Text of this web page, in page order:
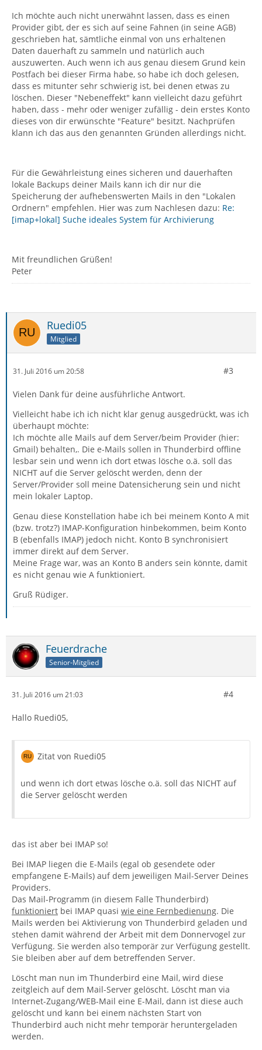
Ich möchte auch nicht unerwähnt lassen, dass es einen
Provider gibt, der es sich auf seine Fahnen (in seine AGB)
geschrieben hat, sämtliche einmal von uns erhaltenen
Daten dauerhaft zu sammeln und natürlich auch
auszuwerten. Auch wenn ich aus genau diesem Grund kein
Postfach bei dieser Firma habe, so habe ich doch gelesen,
dass es mitunter sehr schwierig ist, bei denen etwas zu
löschen. Dieser "Nebeneffekt" kann vielleicht dazu geführt
haben, dass - mehr oder weniger zufällig - dein erstes Konto
dieses von dir erwünschte "Feature" besitzt. Nachprüfen
klann ich das aus den genannten Gründen allerdings nicht.
Für die Gewährleistung eines sicheren und dauerhaften
lokale Backups deiner Mails kann ich dir nur die
Speicherung der aufhebenswerten Mails in den "Lokalen
Ordnern" empfehlen. Hier was zum Nachlesen dazu: Re:
[imap+lokal] Suche ideales System für Archivierung
Mit freundlichen Grüßen!
Peter
Ruedi05
Mitglied
31. Juli 2016 um 20:58 #3
Vielen Dank für deine ausführliche Antwort.
Vielleicht habe ich ich nicht klar genug ausgedrückt, was ich
überhaupt möchte:
Ich möchte alle Mails auf dem Server/beim Provider (hier:
Gmail) behalten,. Die e-Mails sollen in Thunderbird offline
lesbar sein und wenn ich dort etwas lösche o.ä. soll das
NICHT auf die Server gelöscht werden, denn der
Server/Provider soll meine Datensicherung sein und nicht
mein lokaler Laptop.
Genau diese Konstellation habe ich bei meinem Konto A mit
(bzw. trotz?) IMAP-Konfiguration hinbekommen, beim Konto
B (ebenfalls IMAP) jedoch nicht. Konto B synchronisiert
immer direkt auf dem Server.
Meine Frage war, was an Konto B anders sein könnte, damit
es nicht genau wie A funktioniert.
Gruß Rüdiger.
Feuerdrache
Senior-Mitglied
31. Juli 2016 um 21:03 #4
Hallo Ruedi05,
Zitat von Ruedi05
und wenn ich dort etwas lösche o.ä. soll das NICHT auf
die Server gelöscht werden
das ist aber bei IMAP so!
Bei IMAP liegen die E-Mails (egal ob gesendete oder
empfangene E-Mails) auf dem jeweiligen Mail-Server Deines
Providers.
Das Mail-Programm (in diesem Falle Thunderbird)
funktioniert bei IMAP quasi wie eine Fernbedienung. Die
Mails werden bei Aktivierung von Thunderbird geladen und
stehen damit während der Arbeit mit dem Donnervogel zur
Verfügung. Sie werden also temporär zur Verfügung gestellt.
Sie bleiben aber auf dem betreffenden Server.
Löscht man nun im Thunderbird eine Mail, wird diese
zeitgleich auf dem Mail-Server gelöscht. Löscht man via
Internet-Zugang/WEB-Mail eine E-Mail, dann ist diese auch
gelöscht und kann bei einem nächsten Start von
Thunderbird auch nicht mehr temporär heruntergeladen
werden.